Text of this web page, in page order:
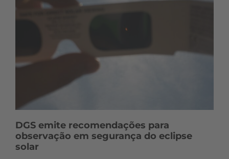
DGS emite recomendações para
observação em segurança do eclipse
solar